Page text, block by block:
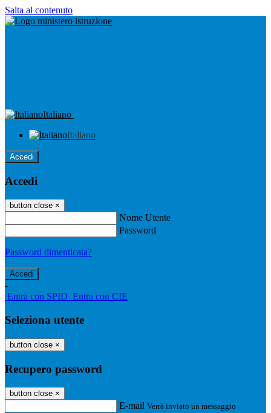
Salta al contenuto
Italiano
Italiano
Accedi
Accedi
button close ×
Nome Utente
Password
Password dimenticata?
-
Entra con SPID Entra con CIE
Seleziona utente
button close ×
Recupero password
button close ×
E-mail Verrà inviato un messaggio